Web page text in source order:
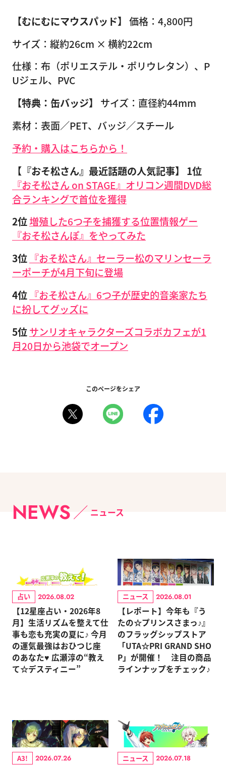
【むにむにマウスパッド】 価格：4,800円
サイズ：縦約26cm × 横約22cm
仕様： 布（ポリエステル・ポリウレタン）、P
Uジェル、PVC
【特典：缶バッジ】 サイズ：直径約44mm
素材：表面／PET、バッジ／スチール
予約・購入はこちらから！
【『おそ松さん』最近話題の人気記事】
1位
『おそ松さん on STAGE』オリコン週間DVD総
合ランキングで首位を獲得
2位増殖した6つ子を捕獲する位置情報ゲー
『おそ松さんぽ』をやってみた
3位 『おそ松さん』セーラー松のマリンセーラ
ーポーチが4月下旬に登場
4位 『おそ松さん』6つ子が歴史的音楽家たち
に扮してグッズに
5位サンリオキャラクターズコラボカフェが1
月20日から池袋でオープン
このページをシェア
NEWS ニュース
占い 2026.08.02
【12星座占い・2026年8
月】生活リズムを整えて仕
事も恋も充実の夏に♪ 今月
の運気最強はおひつじ座
のあなた♥ 広瀬淳の“教え
て☆デスティニー”
ニュース 2026.08.01
【レポート】今年も『う
たの☆プリンスさまっ♪』
のフラッグシップストア
「UTA☆PRI GRAND SHO
P」が開催！ 注目の商品
ラインナップをチェック♪
A3! 2026.07.26 ニュース 2026.07.18